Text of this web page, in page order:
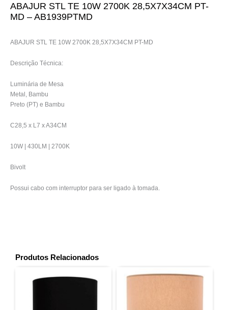
ABAJUR STL TE 10W 2700K 28,5X7X34CM PT-
MD – AB1939PTMD
ABAJUR STL TE 10W 2700K 28,5X7X34CM PT-MD
Descrição Técnica:
Luminária de Mesa
Metal, Bambu
Preto (PT) e Bambu
C28,5 x L7 x A34CM
10W | 430LM | 2700K
Bivolt
Possui cabo com interruptor para ser ligado à tomada.
Produtos Relacionados